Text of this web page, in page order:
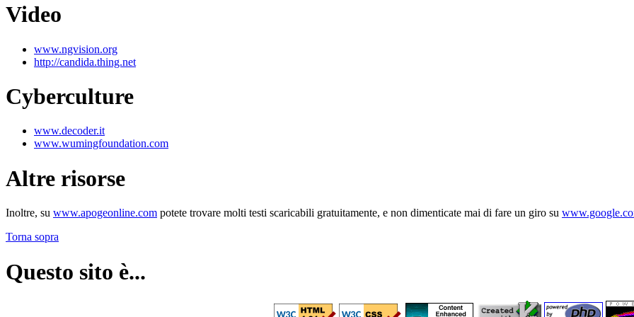
Video
www.ngvision.org
http://candida.thing.net
Cyberculture
www.decoder.it
www.wumingfoundation.com
Altre risorse
Inoltre, su www.apogeonline.com potete trovare molti testi scaricabili gratuitamente, e non dimenticate mai di fare un giro su
Torna sopra
Questo sito è...